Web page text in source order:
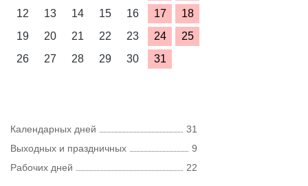
12
13 14 15 16 17
18
19
20 21 22 23 24
25
26
27 28 29 30 31
Календарных дней
31
Выходных и праздничных
9
Рабочих дней
22